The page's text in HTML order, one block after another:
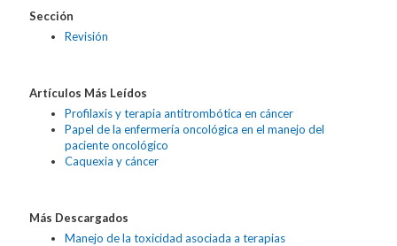
Sección
Revisión
Artículos Más Leídos
Profilaxis y terapia antitrombótica en cáncer
Papel de la enfermería oncológica en el manejo del
paciente oncológico
Caquexia y cáncer
Más Descargados
Manejo de la toxicidad asociada a terapias